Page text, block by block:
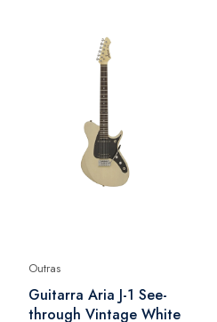
Outras
Guitarra Aria J-1 See-
through Vintage White